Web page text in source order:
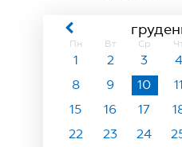
Пн Вт Ср
1 2 3 4
8
9 10 11
15
16 17
22
23 24